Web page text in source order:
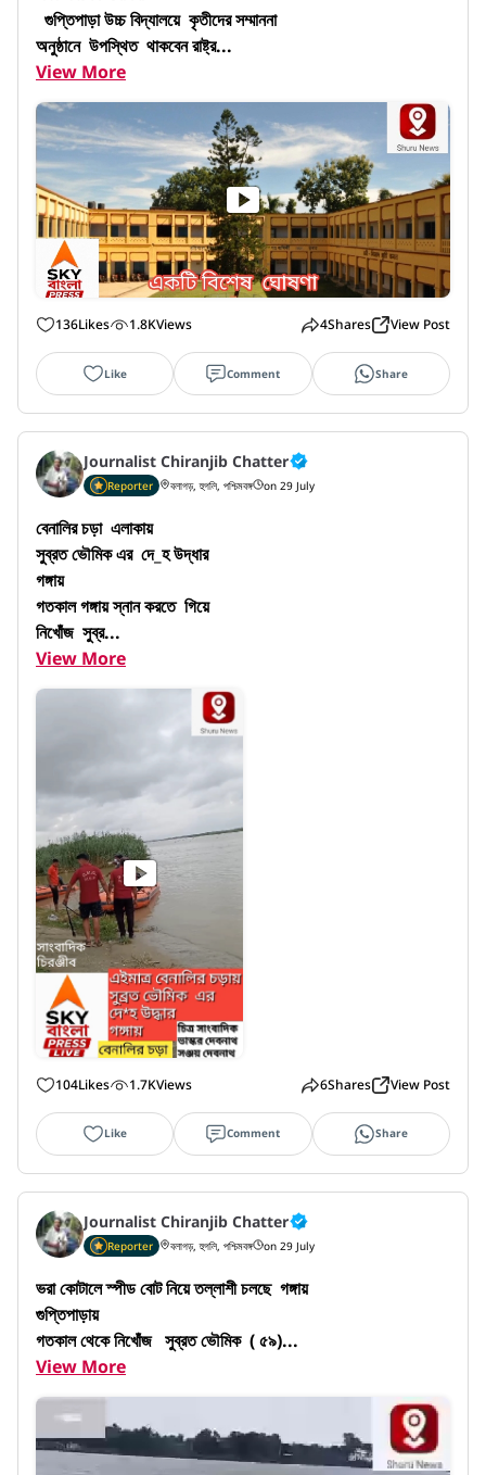
অনুষ্ঠানে  উপস্থিত  থাকবেন রাষ্ট্র...
View More
136Likes 1.8KViews 4Shares View Post
Like Comment Share
Journalist Chiranjib Chatter
Reporter বলাগড়, হুগলি, পশ্চিমবঙ্গ on 29 July
বেনালির চড়া  এলাকায়
সুব্রত ভৌমিক এর  দে_হ উদ্ধার
গঙ্গায়
গতকাল গঙ্গায় স্নান করতে  গিয়ে
নিখোঁজ  সুব্র...
View More
104Likes 1.7KViews 6Shares View Post
Like Comment Share
Journalist Chiranjib Chatter
Reporter বলাগড়, হুগলি, পশ্চিমবঙ্গ on 29 July
ভরা কোটালে স্পীড বোট নিয়ে তল্লাশী চলছে  গঙ্গায়
গুপ্তিপাড়ায়
গতকাল থেকে নিখোঁজ   সুব্রত ভৌমিক  ( ৫৯)...
View More